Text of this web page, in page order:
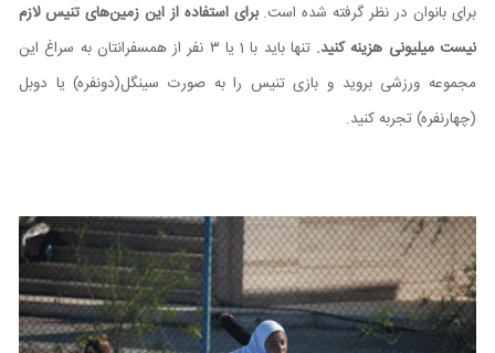
برای بانوان در نظر گرفته شده است.برای استفاده از این زمین‌های تنیس لازم
نیست میلیونی هزینه کنید.
تنها باید با 1 یا ۳ نفر از همسفرانتان به سراغ این
مجموعه ورزشی بروید و بازی تنیس را به صورت سینگل(دونفره) یا دوبل
(چهارنفره) تجربه کنید.